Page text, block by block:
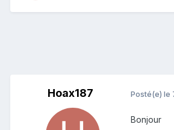
Hoax187 Posté(e) le
Bonjour